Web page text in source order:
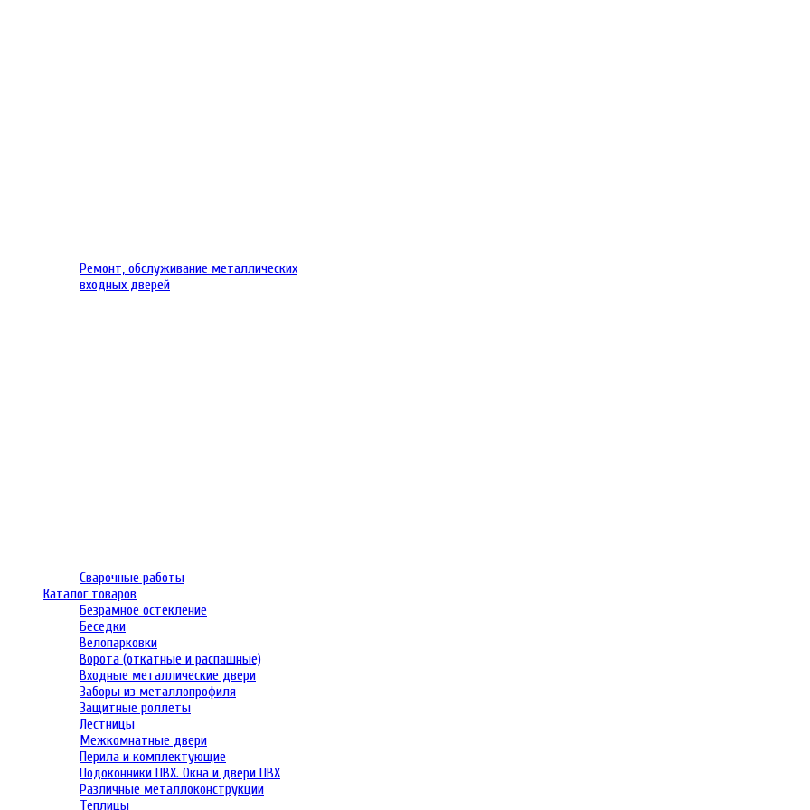
Ремонт, обслуживание металлических
входных дверей
Сварочные работы
Каталог товаров
Безрамное остекление
Беседки
Велопарковки
Ворота (откатные и распашные)
Входные металлические двери
Заборы из металлопрофиля
Защитные роллеты
Лестницы
Межкомнатные двери
Перила и комплектующие
Подоконники ПВХ. Окна и двери ПВХ
Различные металлоконструкции
Теплицы